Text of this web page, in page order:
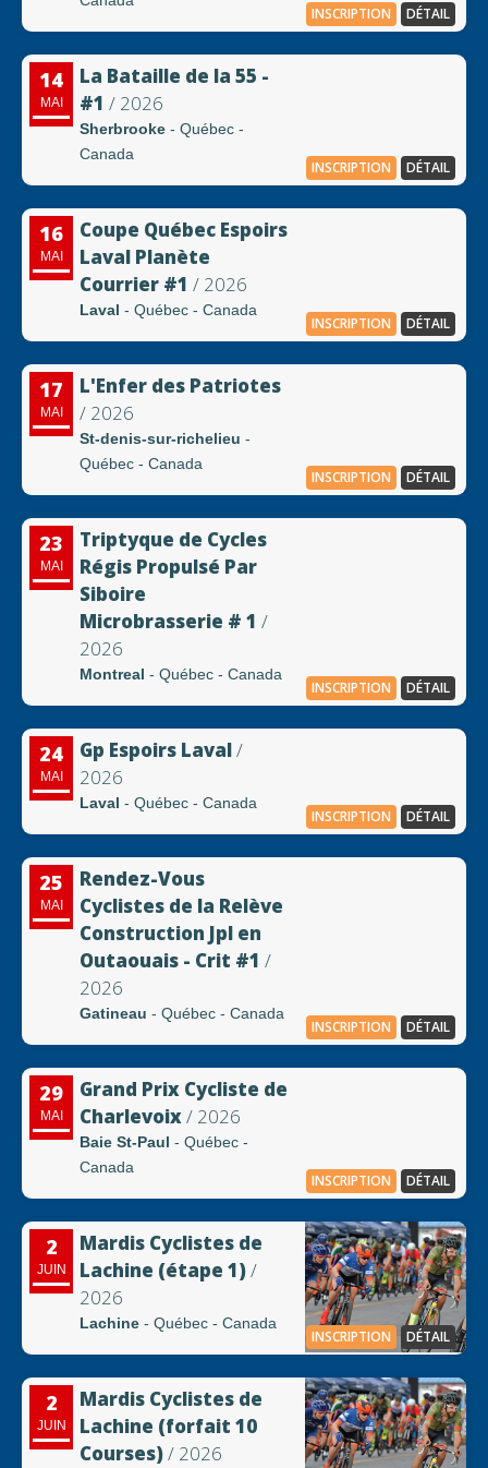
INSCRIPTION DÉTAIL
14
MAI
La Bataille de la 55 -
#1 / 2026
Sherbrooke - Québec -
Canada
INSCRIPTION DÉTAIL
16
MAI
Coupe Québec Espoirs
Laval Planète
Courrier #1 / 2026
Laval - Québec - Canada
INSCRIPTION DÉTAIL
17
MAI
L'Enfer des Patriotes
/ 2026
St-denis-sur-richelieu -
Québec - Canada
INSCRIPTION DÉTAIL
23
MAI
Triptyque de Cycles
Régis Propulsé Par
Siboire
Microbrasserie # 1 /
2026
Montreal - Québec - Canada
INSCRIPTION DÉTAIL
24
MAI
Gp Espoirs Laval/
2026
Laval - Québec - Canada
INSCRIPTION DÉTAIL
25
MAI
Rendez-Vous
Cyclistes de la Relève
Construction Jpl en
Outaouais - Crit #1 /
2026
Gatineau - Québec - Canada
INSCRIPTION DÉTAIL
29
MAI
Grand Prix Cycliste de
Charlevoix/ 2026
Baie St-Paul - Québec -
Canada
INSCRIPTION DÉTAIL
2
JUIN
Mardis Cyclistes de
Lachine (étape 1)/
2026
Lachine - Québec - Canada
INSCRIPTION DÉTAIL
2
JUIN
Mardis Cyclistes de
Lachine (forfait 10
Courses)/ 2026